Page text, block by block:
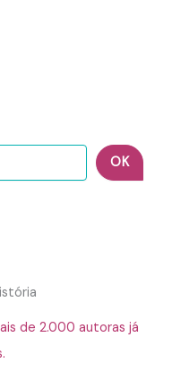
OK
de 2.000 autoras já